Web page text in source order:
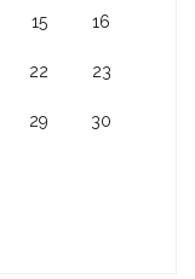
15 16
22 23
29 30